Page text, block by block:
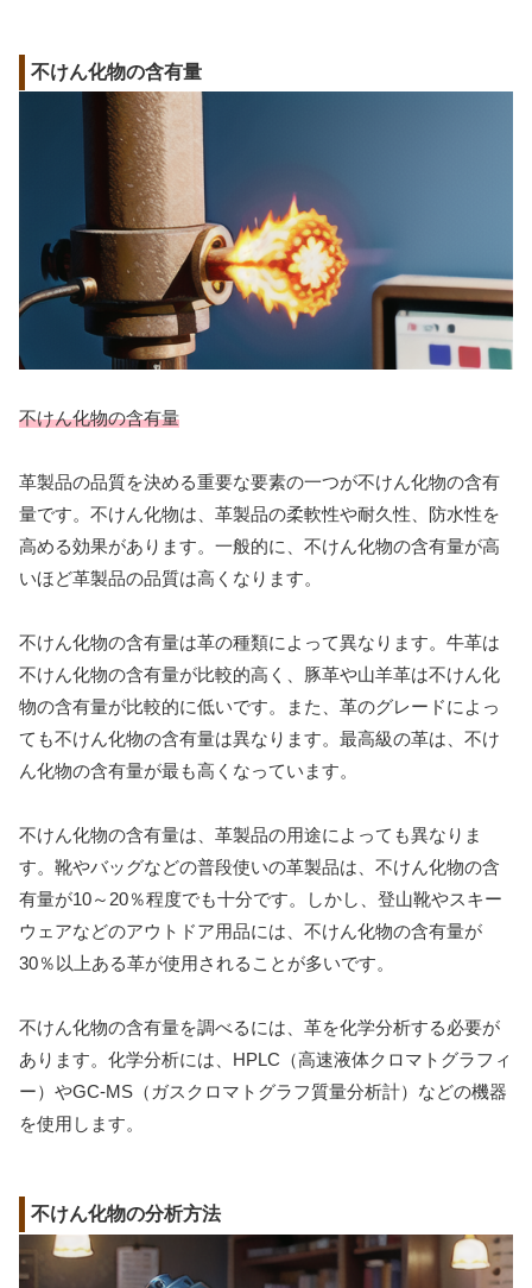
不けん化物の含有量
不けん化物の含有量
革製品の品質を決める重要な要素の一つが不けん化物の含有
量です。不けん化物は、革製品の柔軟性や耐久性、防水性を
高める効果があります。一般的に、不けん化物の含有量が高
いほど革製品の品質は高くなります。
不けん化物の含有量は革の種類によって異なります。牛革は
不けん化物の含有量が比較的高く、豚革や山羊革は不けん化
物の含有量が比較的に低いです。また、革のグレードによっ
ても不けん化物の含有量は異なります。最高級の革は、不け
ん化物の含有量が最も高くなっています。
不けん化物の含有量は、革製品の用途によっても異なりま
す。靴やバッグなどの普段使いの革製品は、不けん化物の含
有量が10～20％程度でも十分です。しかし、登山靴やスキー
ウェアなどのアウトドア用品には、不けん化物の含有量が
30％以上ある革が使用されることが多いです。
不けん化物の含有量を調べるには、革を化学分析する必要が
あります。化学分析には、HPLC（高速液体クロマトグラフィ
ー）やGC-MS（ガスクロマトグラフ質量分析計）などの機器
を使用します。
不けん化物の分析方法